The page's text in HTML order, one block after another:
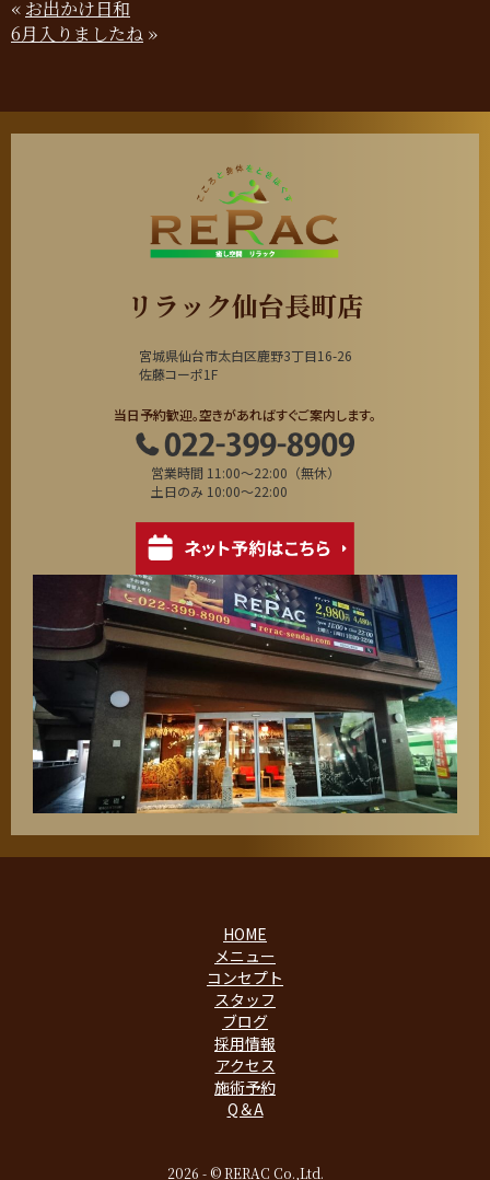
« お出かけ日和
6月入りましたね »
リラック仙台長町店
宮城県仙台市太白区鹿野3丁目16-26
佐藤コーポ1F
当日予約歓迎。空きがあればすぐご案内します。
営業時間 11:00～22:00（無休）
土日のみ 10:00～22:00
HOME
メニュー
コンセプト
スタッフ
ブログ
採用情報
アクセス
施術予約
Q＆A
2026 - © RERAC Co.,Ltd.